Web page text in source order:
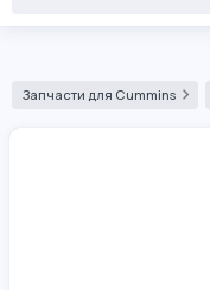
Запчасти для Cummins